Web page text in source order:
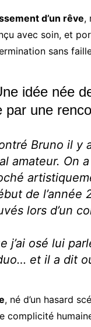
d’un rêve,
avec soin, et
sans
idée née
par une
Bruno il y
amateur. On
de l’année
lors d’un
j’ai osé lui
et il a dit
, né d’un hasard
complicité